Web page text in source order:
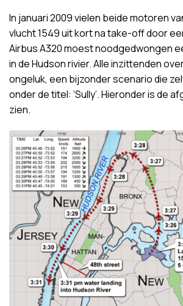
In januari 2009 vielen beide motoren
vlucht 1549 uit kort na take-off door
Airbus A320 moest noodgedwongen
in de Hudson rivier. Alle inzittenden
ongeluk, een bijzonder scenario die
onder de titel: ‘Sully’. Hieronder is de
zien.